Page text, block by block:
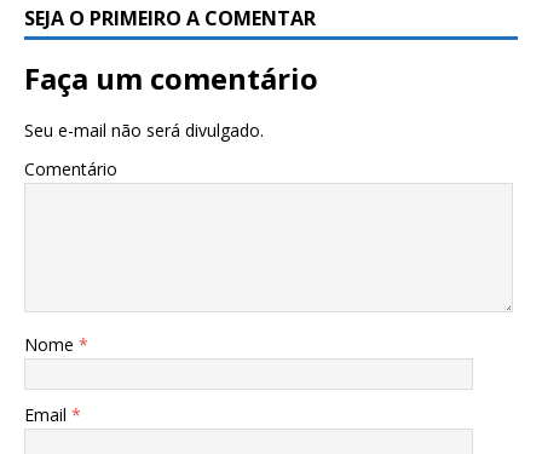
SEJA O PRIMEIRO A COMENTAR
Faça um comentário
Seu e-mail não será divulgado.
Comentário
Nome *
Email *